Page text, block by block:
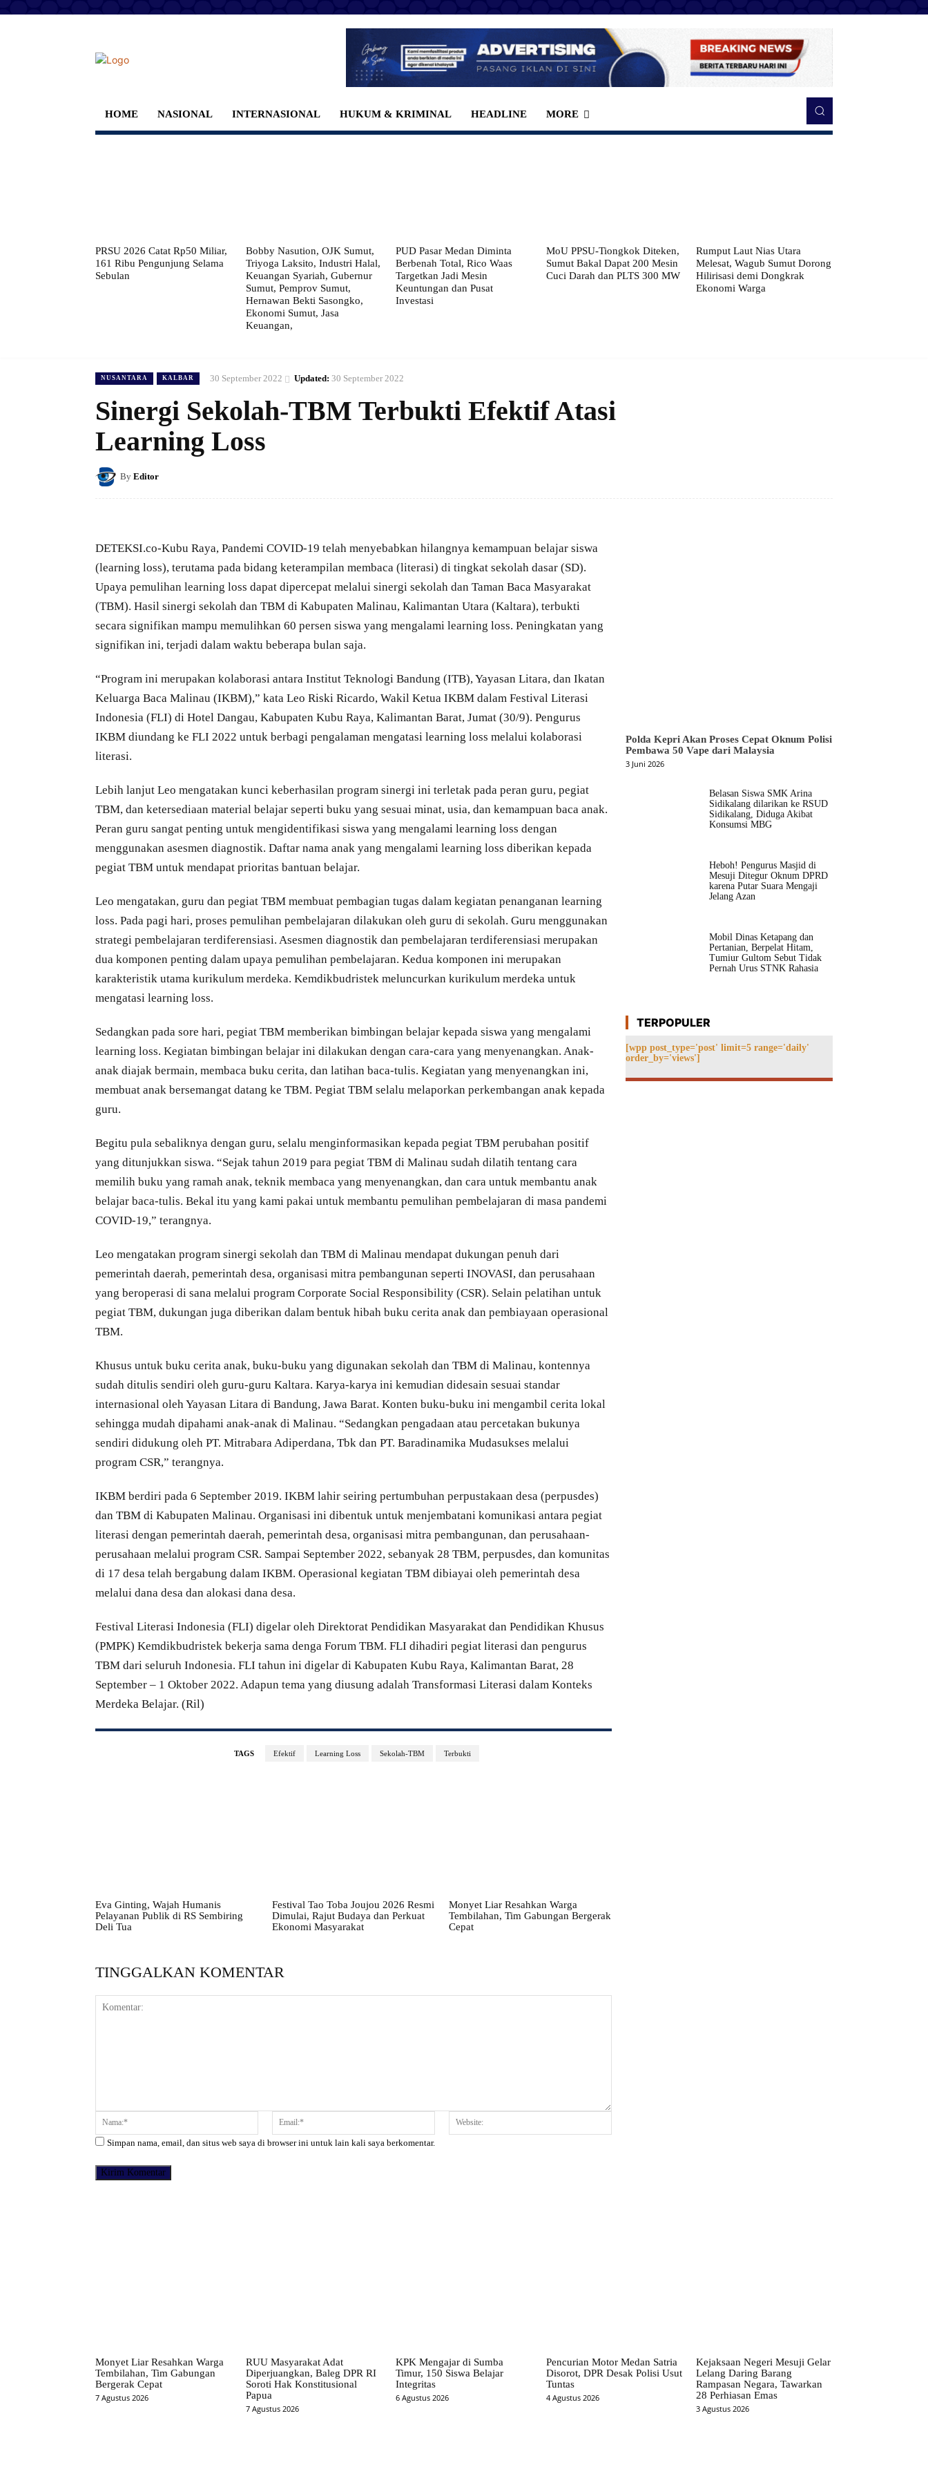
HOME NASIONAL INTERNASIONAL HUKUM & KRIMINAL HEADLINE MORE
PRSU 2026 Catat Rp50 Miliar,
161 Ribu Pengunjung Selama
Sebulan
Bobby Nasution, OJK Sumut,
Triyoga Laksito, Industri Halal,
Keuangan Syariah, Gubernur
Sumut, Pemprov Sumut,
Hernawan Bekti Sasongko,
Ekonomi Sumut, Jasa
Keuangan,
PUD Pasar Medan Diminta
Berbenah Total, Rico Waas
Targetkan Jadi Mesin
Keuntungan dan Pusat
Investasi
MoU PPSU-Tiongkok Diteken,
Sumut Bakal Dapat 200 Mesin
Cuci Darah dan PLTS 300 MW
Rumput Laut Nias Utara
Melesat, Wagub Sumut Dorong
Hilirisasi demi Dongkrak
Ekonomi Warga
NUSANTARA KALBAR 30 September 2022 Updated: 30 September 2022
Sinergi Sekolah-TBM Terbukti Efektif Atasi
Learning Loss
By Editor
DETEKSI.co-Kubu Raya, Pandemi COVID-19 telah menyebabkan hilangnya kemampuan belajar siswa
(learning loss), terutama pada bidang keterampilan membaca (literasi) di tingkat sekolah dasar (SD).
Upaya pemulihan learning loss dapat dipercepat melalui sinergi sekolah dan Taman Baca Masyarakat
(TBM). Hasil sinergi sekolah dan TBM di Kabupaten Malinau, Kalimantan Utara (Kaltara), terbukti
secara signifikan mampu memulihkan 60 persen siswa yang mengalami learning loss. Peningkatan yang
signifikan ini, terjadi dalam waktu beberapa bulan saja.
“Program ini merupakan kolaborasi antara Institut Teknologi Bandung (ITB), Yayasan Litara, dan Ikatan
Keluarga Baca Malinau (IKBM),” kata Leo Riski Ricardo, Wakil Ketua IKBM dalam Festival Literasi
Indonesia (FLI) di Hotel Dangau, Kabupaten Kubu Raya, Kalimantan Barat, Jumat (30/9). Pengurus
IKBM diundang ke FLI 2022 untuk berbagi pengalaman mengatasi learning loss melalui kolaborasi
literasi.
Lebih lanjut Leo mengatakan kunci keberhasilan program sinergi ini terletak pada peran guru, pegiat
TBM, dan ketersediaan material belajar seperti buku yang sesuai minat, usia, dan kemampuan baca anak.
Peran guru sangat penting untuk mengidentifikasi siswa yang mengalami learning loss dengan
menggunakan asesmen diagnostik. Daftar nama anak yang mengalami learning loss diberikan kepada
pegiat TBM untuk mendapat prioritas bantuan belajar.
Leo mengatakan, guru dan pegiat TBM membuat pembagian tugas dalam kegiatan penanganan learning
loss. Pada pagi hari, proses pemulihan pembelajaran dilakukan oleh guru di sekolah. Guru menggunakan
strategi pembelajaran terdiferensiasi. Asesmen diagnostik dan pembelajaran terdiferensiasi merupakan
dua komponen penting dalam upaya pemulihan pembelajaran. Kedua komponen ini merupakan
karakteristik utama kurikulum merdeka. Kemdikbudristek meluncurkan kurikulum merdeka untuk
mengatasi learning loss.
Sedangkan pada sore hari, pegiat TBM memberikan bimbingan belajar kepada siswa yang mengalami
learning loss. Kegiatan bimbingan belajar ini dilakukan dengan cara-cara yang menyenangkan. Anak-
anak diajak bermain, membaca buku cerita, dan latihan baca-tulis. Kegiatan yang menyenangkan ini,
membuat anak bersemangat datang ke TBM. Pegiat TBM selalu melaporkan perkembangan anak kepada
guru.
Begitu pula sebaliknya dengan guru, selalu menginformasikan kepada pegiat TBM perubahan positif
yang ditunjukkan siswa. “Sejak tahun 2019 para pegiat TBM di Malinau sudah dilatih tentang cara
memilih buku yang ramah anak, teknik membaca yang menyenangkan, dan cara untuk membantu anak
belajar baca-tulis. Bekal itu yang kami pakai untuk membantu pemulihan pembelajaran di masa pandemi
COVID-19,” terangnya.
Leo mengatakan program sinergi sekolah dan TBM di Malinau mendapat dukungan penuh dari
pemerintah daerah, pemerintah desa, organisasi mitra pembangunan seperti INOVASI, dan perusahaan
yang beroperasi di sana melalui program Corporate Social Responsibility (CSR). Selain pelatihan untuk
pegiat TBM, dukungan juga diberikan dalam bentuk hibah buku cerita anak dan pembiayaan operasional
TBM.
Khusus untuk buku cerita anak, buku-buku yang digunakan sekolah dan TBM di Malinau, kontennya
sudah ditulis sendiri oleh guru-guru Kaltara. Karya-karya ini kemudian didesain sesuai standar
internasional oleh Yayasan Litara di Bandung, Jawa Barat. Konten buku-buku ini mengambil cerita lokal
sehingga mudah dipahami anak-anak di Malinau. “Sedangkan pengadaan atau percetakan bukunya
sendiri didukung oleh PT. Mitrabara Adiperdana, Tbk dan PT. Baradinamika Mudasukses melalui
program CSR,” terangnya.
IKBM berdiri pada 6 September 2019. IKBM lahir seiring pertumbuhan perpustakaan desa (perpusdes)
dan TBM di Kabupaten Malinau. Organisasi ini dibentuk untuk menjembatani komunikasi antara pegiat
literasi dengan pemerintah daerah, pemerintah desa, organisasi mitra pembangunan, dan perusahaan-
perusahaan melalui program CSR. Sampai September 2022, sebanyak 28 TBM, perpusdes, dan komunitas
di 17 desa telah bergabung dalam IKBM. Operasional kegiatan TBM dibiayai oleh pemerintah desa
melalui dana desa dan alokasi dana desa.
Festival Literasi Indonesia (FLI) digelar oleh Direktorat Pendidikan Masyarakat dan Pendidikan Khusus
(PMPK) Kemdikbudristek bekerja sama denga Forum TBM. FLI dihadiri pegiat literasi dan pengurus
TBM dari seluruh Indonesia. FLI tahun ini digelar di Kabupaten Kubu Raya, Kalimantan Barat, 28
September – 1 Oktober 2022. Adapun tema yang diusung adalah Transformasi Literasi dalam Konteks
Merdeka Belajar. (Ril)
TAGS Efektif Learning Loss Sekolah-TBM Terbukti
Eva Ginting, Wajah Humanis
Pelayanan Publik di RS Sembiring
Deli Tua
Festival Tao Toba Joujou 2026 Resmi
Dimulai, Rajut Budaya dan Perkuat
Ekonomi Masyarakat
Monyet Liar Resahkan Warga
Tembilahan, Tim Gabungan Bergerak
Cepat
TINGGALKAN KOMENTAR
Komentar: Nama:* Email:*
Simpan nama, email, dan situs web saya di browser ini untuk lain kali saya berkomentar.
Polda Kepri Akan Proses Cepat Oknum Polisi
Pembawa 50 Vape dari Malaysia
3 Juni 2026
Belasan Siswa SMK Arina
Sidikalang dilarikan ke RSUD
Sidikalang, Diduga Akibat
Konsumsi MBG
Heboh! Pengurus Masjid di
Mesuji Ditegur Oknum DPRD
karena Putar Suara Mengaji
Jelang Azan
Mobil Dinas Ketapang dan
Pertanian, Berpelat Hitam,
Tumiur Gultom Sebut Tidak
Pernah Urus STNK Rahasia
TERPOPULER
[wpp post_type='post' limit=5 range='daily'
order_by='views']
Monyet Liar Resahkan Warga
Tembilahan, Tim Gabungan
Bergerak Cepat
7 Agustus 2026
RUU Masyarakat Adat
Diperjuangkan, Baleg DPR RI
Soroti Hak Konstitusional
Papua
7 Agustus 2026
KPK Mengajar di Sumba
Timur, 150 Siswa Belajar
Integritas
6 Agustus 2026
Pencurian Motor Medan Satria
Disorot, DPR Desak Polisi Usut
Tuntas
4 Agustus 2026
Kejaksaan Negeri Mesuji Gelar
Lelang Daring Barang
Rampasan Negara, Tawarkan
28 Perhiasan Emas
3 Agustus 2026